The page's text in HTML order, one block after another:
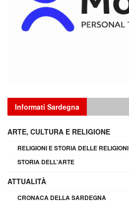
Informati Sardegna
ARTE, CULTURA E RELIGIONE
RELIGIONI E STORIA DELLE RELIGIONI
STORIA DELL'ARTE
ATTUALITÀ
CRONACA DELLA SARDEGNA